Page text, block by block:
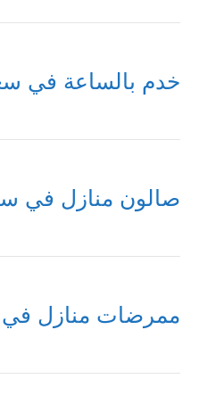
خدم بالساعة في
صالون منازل في
ممرضات منازل في